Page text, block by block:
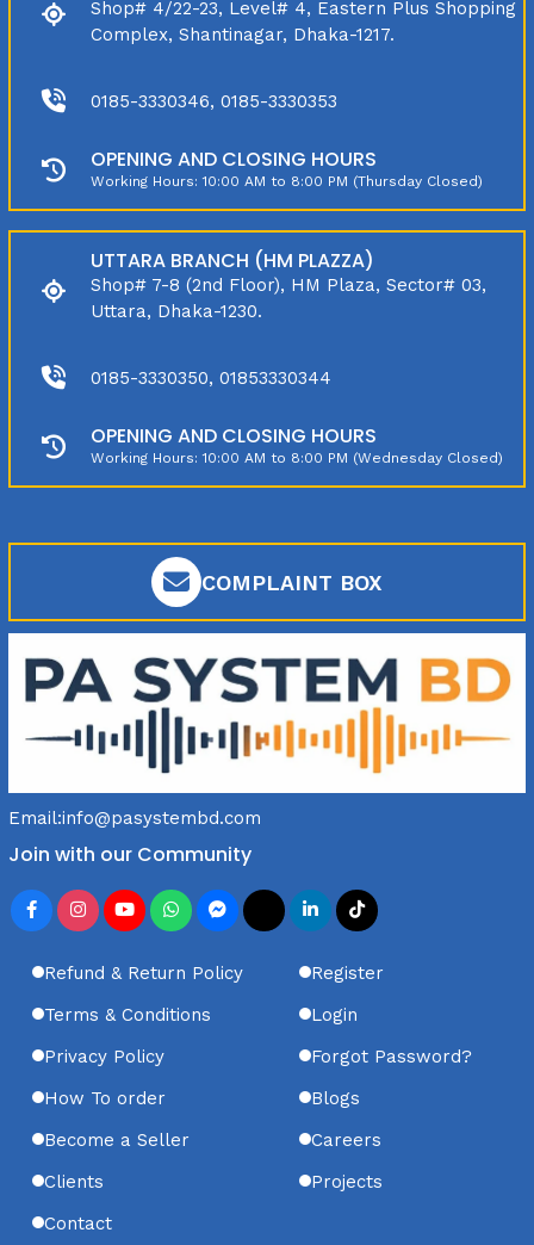
Shop# 4/22-23, Level# 4, Eastern Plus Shopping
Complex, Shantinagar, Dhaka-1217.
0185-3330346, 0185-3330353
OPENING AND CLOSING HOURS
Working Hours: 10:00 AM to 8:00 PM (Thursday Closed)
UTTARA BRANCH (HM PLAZZA)
Shop# 7-8 (2nd Floor), HM Plaza, Sector# 03,
Uttara, Dhaka-1230.
0185-3330350, 01853330344
OPENING AND CLOSING HOURS
Working Hours: 10:00 AM to 8:00 PM (Wednesday Closed)
COMPLAINT BOX
Email:info@pasystembd.com
Join with our Community
Refund & Return Policy
Terms & Conditions
Privacy Policy
How To order
Become a Seller
Clients
Contact
Register
Login
Forgot Password?
Blogs
Careers
Projects